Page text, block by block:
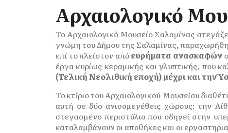
Αρχαιολογικό
Το Αρχαιολογικό Μουσείο Σαλαμίνας
γνώμη του Δήμου της Σαλαμίνας,
επί το πλείστον απόευρήματα ανασκαφών
έργα κυρίως κεραμικής και γλυπτικής, που
(Τελική Νεολιθική εποχή) μέχρι και την
Το κτίριο του Αρχαιολογικού Μουσείου
αυτή σε δύο ανισομεγέθεις χώρους: την
στεγασμένο περιστύλιο που οδηγεί στην
καταλαμβάνουν οι αποθήκες και οι